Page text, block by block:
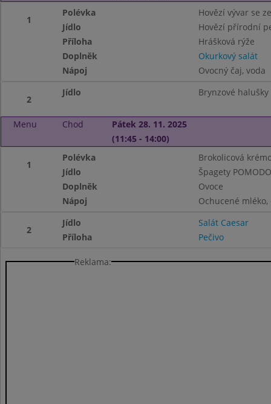
1
Polévka
Hovězí vývar se
Jídlo
Hovězí přírodní
Příloha
Hrášková rýže
Doplněk
Okurkový salát
Nápoj
Ovocný čaj, voda
2
Jídlo Brynzové halušky
Menu Chod
Pátek 28. 11. 2025
(11:45 - 14:00)
1
Polévka
Brokolicová
Jídlo
Špagety
Doplněk
Ovoce
Nápoj
Ochucené mléko,
2
Jídlo
Salát Caesar
Příloha
Pečivo
Reklama: